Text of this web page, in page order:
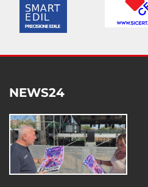
NEWS24